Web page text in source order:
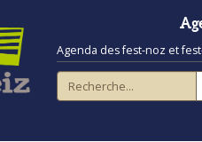
Agenda des fest-noz et